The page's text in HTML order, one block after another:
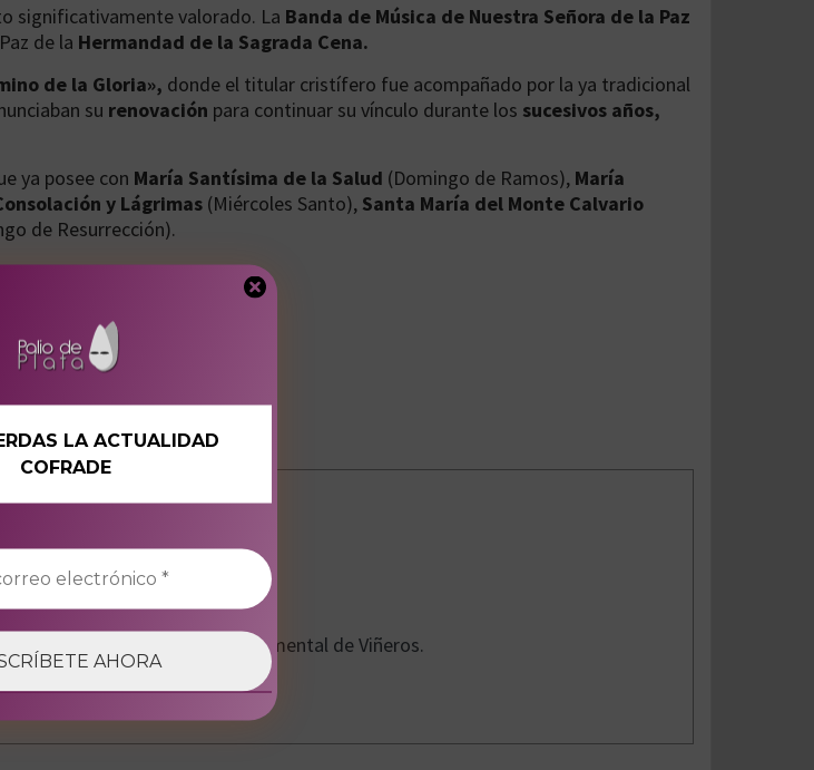
significativamente valorado. La Banda de Música de Nuestra Señora de la Paz
de la Hermandad de la Sagrada Cena.
de la Gloria», donde el titular cristífero fue acompañado por la ya tradicional
su renovación para continuar su vínculo durante los sucesivos años,
ya posee con María Santísima de la Salud (Domingo de Ramos), María
y Lágrimas (Miércoles Santo), Santa María del Monte Calvario
de Resurrección).
Francisco Gil
musical. Hermano de la Sacramental de Viñeros.
todas las entradas
LA ACTUALIDAD
COFRADE